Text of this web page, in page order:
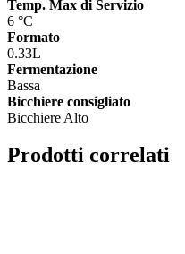
Temp. Max di Servizio
6 °C
Formato
0.33L
Fermentazione
Bassa
Bicchiere consigliato
Bicchiere Alto
Prodotti correlati